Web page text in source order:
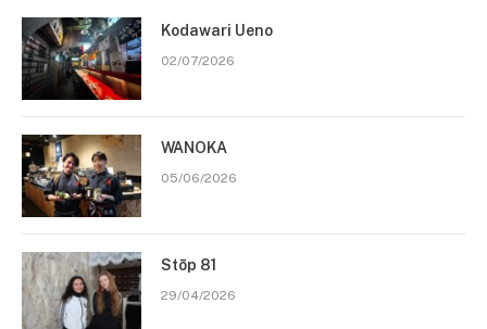
Kodawari Ueno
02/07/2026
WANOKA
05/06/2026
Stōp 81
29/04/2026